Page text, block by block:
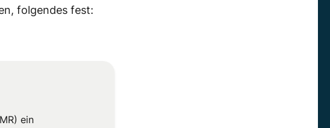
folgendes fest:
ein